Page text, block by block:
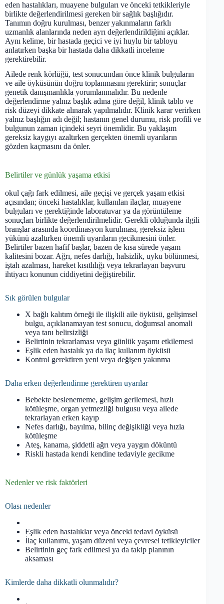
eden hastalıkları, muayene bulguları ve önceki tetkikleriyle
birlikte değerlendirilmesi gereken bir sağlık başlığıdır.
Tanımın doğru kurulması, benzer yakınmaların farklı
uzmanlık alanlarında neden ayrı değerlendirildiğini açıklar.
Aynı kelime, bir hastada geçici ve iyi huylu bir tabloyu
anlatırken başka bir hastada daha dikkatli inceleme
gerektirebilir.
Ailede renk körlüğü, test sonucundan önce klinik bulguların
ve aile öyküsünün doğru toplanmasını gerektirir; sonuçlar
genetik danışmanlıkla yorumlanmalıdır. Bu nedenle
değerlendirme yalnız başlık adına göre değil, klinik tablo ve
risk düzeyi dikkate alınarak yapılmalıdır. Klinik karar verirken
yalnız başlığın adı değil; hastanın genel durumu, risk profili ve
bulgunun zaman içindeki seyri önemlidir. Bu yaklaşım
gereksiz kaygıyı azaltırken gerçekten önemli uyarıların
gözden kaçmasını da önler.
Belirtiler ve günlük yaşama etkisi
okul çağı fark edilmesi, aile geçişi ve gerçek yaşam etkisi
açısından; önceki hastalıklar, kullanılan ilaçlar, muayene
bulguları ve gerektiğinde laboratuvar ya da görüntüleme
sonuçları birlikte değerlendirilmelidir. Gerekli olduğunda ilgili
branşlar arasında koordinasyon kurulması, gereksiz işlem
yükünü azaltırken önemli uyarıların gecikmesini önler.
Belirtiler bazen hafif başlar, bazen de kısa sürede yaşam
kalitesini bozar. Ağrı, nefes darlığı, halsizlik, uyku bölünmesi,
iştah azalması, hareket kısıtlılığı veya tekrarlayan başvuru
ihtiyacı konunun ciddiyetini değiştirebilir.
Sık görülen bulgular
X bağlı kalıtım örneği ile ilişkili aile öyküsü, gelişimsel
bulgu, açıklanamayan test sonucu, doğumsal anomali
veya tanı belirsizliği
Belirtinin tekrarlaması veya günlük yaşamı etkilemesi
Eşlik eden hastalık ya da ilaç kullanım öyküsü
Kontrol gerektiren yeni veya değişen yakınma
Daha erken değerlendirme gerektiren uyarılar
Bebekte beslenememe, gelişim gerilemesi, hızlı
kötüleşme, organ yetmezliği bulgusu veya ailede
tekrarlayan erken kayıp
Nefes darlığı, bayılma, bilinç değişikliği veya hızla
kötüleşme
Ateş, kanama, şiddetli ağrı veya yaygın döküntü
Riskli hastada kendi kendine tedaviyle gecikme
Nedenler ve risk faktörleri
Olası nedenler
Eşlik eden hastalıklar veya önceki tedavi öyküsü
İlaç kullanımı, yaşam düzeni veya çevresel tetikleyiciler
Belirtinin geç fark edilmesi ya da takip planının
aksaması
Kimlerde daha dikkatli olunmalıdır?